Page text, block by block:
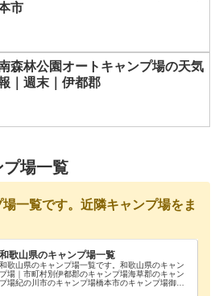
市
森林公園オートキャンプ場の天気
｜週末｜伊都郡
場一覧
一覧です。近隣キャンプ場をま
和歌山県のキャンプ場一覧
和歌山県のキャンプ場一覧です。和歌山県のキャン
プ場｜市町村別伊都郡のキャンプ場海草郡のキャン
プ場紀の川市のキャンプ場橋本市のキャンプ場御坊